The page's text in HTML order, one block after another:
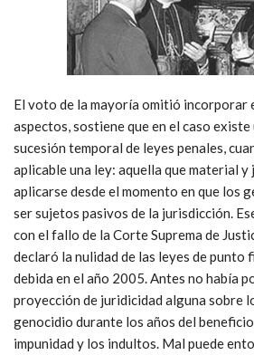
El voto de la mayoría omitió incorporar
aspectos, sostiene que en el caso existe
sucesión temporal de leyes penales,
aplicable una ley: aquella que material
aplicarse desde el momento en que los
ser sujetos pasivos de la jurisdicción.
con el fallo de la Corte Suprema de
declaró la nulidad de las leyes de punto
debida en el año 2005. Antes no había
proyección de juridicidad alguna sobre
genocidio durante los años del
impunidad y los indultos. Mal puede